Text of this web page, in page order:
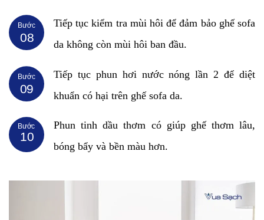
08
Bước
Tiếp tục kiểm tra mùi hôi để đảm bảo ghế sofa
da không còn mùi hôi ban đầu.
09
Bước
Tiếp tục phun hơi nước nóng lần 2 để diệt
khuẩn có hại trên ghế sofa da.
10
Bước
Phun tinh dầu thơm có giúp ghế thơm lâu,
bóng bẩy và bền màu hơn.